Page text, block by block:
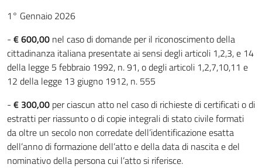
1° Gennaio 2026
- € 600,00 nel caso di domande per il riconoscimento della
cittadinanza italiana presentate ai sensi degli articoli 1,2,3, e 14
della legge 5 febbraio 1992, n. 91, o degli articoli 1,2,7,10,11 e
12 della legge 13 giugno 1912, n. 555
- € 300,00 per ciascun atto nel caso di richieste di certificati o di
estratti per riassunto o di copie integrali di stato civile formati
da oltre un secolo non corredate dell’identificazione esatta
dell’anno di formazione dell’atto e della data di nascita e del
nominativo della persona cui l’atto si riferisce.